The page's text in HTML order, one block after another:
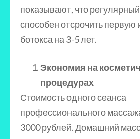
показывают, что
способен отсрочить
ботокса на 3-5 лет.
Экономия на
процедурах
Стоимость одного сеанса
профессионального
3000 рублей. Домашний